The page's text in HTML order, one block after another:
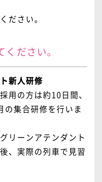
ださい。
ださい。
新人研修
用の方は約10日間、
の集合研修を行いま
リーンアテンダント
、実際の列車で見習